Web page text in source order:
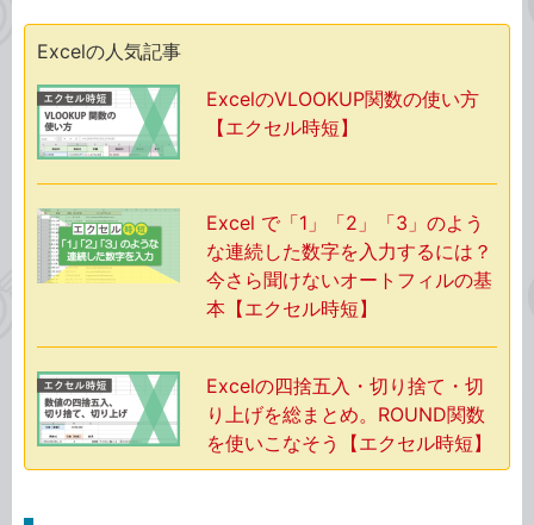
Excelの人気記事
ExcelのVLOOKUP関数の使い方
【エクセル時短】
Excel で「1」「2」「3」のよう
な連続した数字を入力するには？
今さら聞けないオートフィルの基
本【エクセル時短】
Excelの四捨五入・切り捨て・切
り上げを総まとめ。ROUND関数
を使いこなそう【エクセル時短】